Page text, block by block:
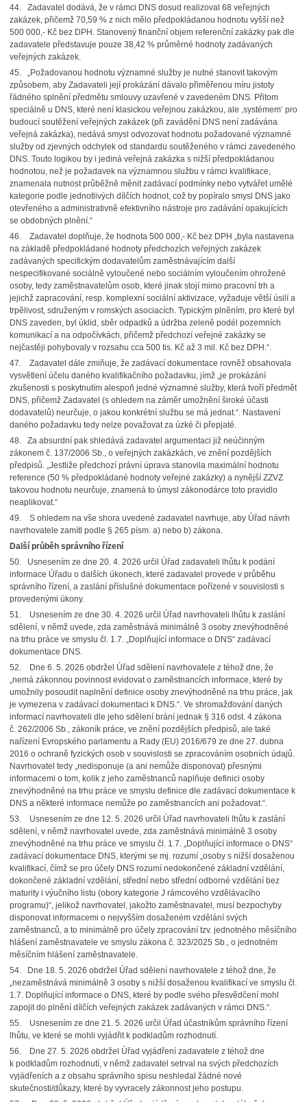
44. Zadavatel dodává, že v rámci DNS dosud realizoval 68 veřejných
zakázek, přičemž 70,59 % z nich mělo předpokládanou hodnotu vyšší než
500 000,- Kč bez DPH. Stanovený finanční objem referenční zakázky pak dle
zadavatele představuje pouze 38,42 % průměrné hodnoty zadávaných
veřejných zakázek.
45. „Požadovanou hodnotu významné služby je nutné stanovit takovým
způsobem, aby Zadavateli její prokázání dávalo přiměřenou míru jistoty
řádného splnění předmětu smlouvy uzavřené v zavedeném DNS. Přitom
speciálně u DNS, které není klasickou veřejnou zakázkou, ale ‚systémem‘ pro
budoucí soutěžení veřejných zakázek (při zavádění DNS není zadávána
veřejná zakázka), nedává smysl odvozovat hodnotu požadované významné
služby od zjevných odchylek od standardu soutěženého v rámci zavedeného
DNS. Touto logikou by i jediná veřejná zakázka s nižší předpokládanou
hodnotou, než je požadavek na významnou službu v rámci kvalifikace,
znamenala nutnost průběžně měnit zadávací podmínky nebo vytvářet umělé
kategorie podle jednotlivých dílčích hodnot, což by popíralo smysl DNS jako
otevřeného a administrativně efektivního nástroje pro zadávání opakujících
se obdobných plnění.“
46. Zadavatel doplňuje, že hodnota 500 000,- Kč bez DPH „byla nastavena
na základě předpokládané hodnoty předchozích veřejných zakázek
zadávaných specifickým dodavatelům zaměstnávajícím další
nespecifikované sociálně vyloučené nebo sociálním vyloučením ohrožené
osoby, tedy zaměstnavatelům osob, které jinak stojí mimo pracovní trh a
jejichž zapracování, resp. komplexní sociální aktivizace, vyžaduje větší úsilí a
trpělivost, sdruženým v romských asociacích. Typickým plněním, pro které byl
DNS zaveden, byl úklid, sběr odpadků a údržba zeleně podél pozemních
komunikací a na odpočívkách, přičemž předchozí veřejné zakázky se
nejčastěji pohybovaly v rozsahu cca 500 tis. Kč až 3 mil. Kč bez DPH.“.
47. Zadavatel dále zmiňuje, že zadávací dokumentace rovněž obsahovala
vysvětlení účelu daného kvalifikačního požadavku, jímž „je prokázání
zkušenosti s poskytnutím alespoň jedné významné služby, která tvoří předmět
DNS, přičemž Zadavatel (s ohledem na záměr umožnění široké účasti
dodavatelů) neurčuje, o jakou konkrétní službu se má jednat.“. Nastavení
daného požadavku tedy nelze považovat za úzké či přepjaté.
48. Za absurdní pak shledává zadavatel argumentaci již neúčinným
zákonem č. 137/2006 Sb., o veřejných zakázkách, ve znění pozdějších
předpisů. „Jestliže předchozí právní úprava stanovila maximální hodnotu
reference (50 % předpokládané hodnoty veřejné zakázky) a nynější ZZVZ
takovou hodnotu neurčuje, znamená to úmysl zákonodárce toto pravidlo
neaplikovat.“
49. S ohledem na vše shora uvedené zadavatel navrhuje, aby Úřad návrh
navrhovatele zamítl podle § 265 písm. a) nebo b) zákona.
Další průběh správního řízení
50. Usnesením ze dne 20. 4. 2026 určil Úřad zadavateli lhůtu k podání
informace Úřadu o dalších úkonech, které zadavatel provede v průběhu
správního řízení, a zaslání příslušné dokumentace pořízené v souvislosti s
provedenými úkony.
51. Usnesením ze dne 30. 4. 2026 určil Úřad navrhovateli lhůtu k zaslání
sdělení, v němž uvede, zda zaměstnává minimálně 3 osoby znevýhodněné
na trhu práce ve smyslu čl. 1.7. „Doplňující informace o DNS“ zadávací
dokumentace DNS.
52. Dne 6. 5. 2026 obdržel Úřad sdělení navrhovatele z téhož dne, že
„nemá zákonnou povinnost evidovat o zaměstnancích informace, které by
umožnily posoudit naplnění definice osoby znevýhodněné na trhu práce, jak
je vymezena v zadávací dokumentaci k DNS.“. Ve shromažďování daných
informací navrhovateli dle jeho sdělení brání jednak § 316 odst. 4 zákona
č. 262/2006 Sb., zákoník práce, ve znění pozdějších předpisů, ale také
nařízení Evropského parlamentu a Rady (EU) 2016/679 ze dne 27. dubna
2016 o ochraně fyzických osob v souvislosti se zpracováním osobních údajů.
Navrhovatel tedy „nedisponuje (a ani nemůže disponovat) přesnými
informacemi o tom, kolik z jeho zaměstnanců naplňuje definici osoby
znevýhodněné na trhu práce ve smyslu definice dle zadávací dokumentace k
DNS a některé informace nemůže po zaměstnancích ani požadovat.“.
53. Usnesením ze dne 12. 5. 2026 určil Úřad navrhovateli lhůtu k zaslání
sdělení, v němž navrhovatel uvede, zda zaměstnává minimálně 3 osoby
znevýhodněné na trhu práce ve smyslu čl. 1.7. „Doplňující informace o DNS“
zadávací dokumentace DNS, kterými se mj. rozumí „osoby s nižší dosaženou
kvalifikací, čímž se pro účely DNS rozumí nedokončené základní vzdělání,
dokončené základní vzdělání, střední nebo střední odborné vzdělání bez
maturity i výučního listu (obory kategorie J rámcového vzdělávacího
programu)“, jelikož navrhovatel, jakožto zaměstnavatel, musí bezpochyby
disponovat informacemi o nejvyšším dosaženém vzdělání svých
zaměstnanců, a to minimálně pro účely zpracování tzv. jednotného měsíčního
hlášení zaměstnavatele ve smyslu zákona č. 323/2025 Sb., o jednotném
měsíčním hlášení zaměstnavatele.
54. Dne 18. 5. 2026 obdržel Úřad sdělení navrhovatele z téhož dne, že
„nezaměstnává minimálně 3 osoby s nižší dosaženou kvalifikací ve smyslu čl.
1.7. Doplňující informace o DNS, které by podle svého přesvědčení mohl
zapojit do plnění dílčích veřejných zakázek zadávaných v rámci DNS.“.
55. Usnesením ze dne 21. 5. 2026 určil Úřad účastníkům správního řízení
lhůtu, ve které se mohli vyjádřit k podkladům rozhodnutí.
56. Dne 27. 5. 2026 obdržel Úřad vyjádření zadavatele z téhož dne
k podkladům rozhodnutí, v němž zadavatel setrval na svých předchozích
vyjádřeních a z obsahu správního spisu neshledal žádné nové
skutečnosti/důkazy, které by vyvracely zákonnost jeho postupu.